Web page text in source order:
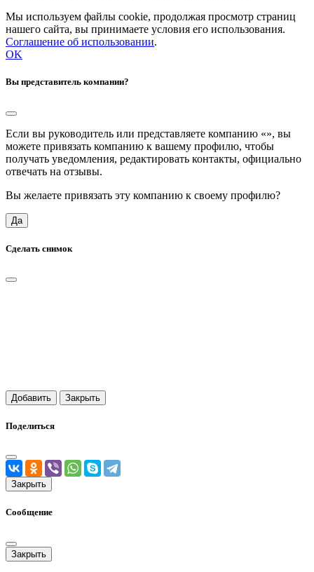
Мы используем файлы cookie, продолжая просмотр страниц
нашего сайта, вы принимаете условия его использования.
Соглашение об использовании.
OK
Вы представитель компании?
Если вы руководитель или представляете компанию «», вы
можете привязать компанию к вашему профилю, чтобы
получать уведомления, редактировать контакты, официально
отвечать на отзывы.
Вы желаете привязать эту компанию к своему профилю?
Да
Сделать снимок
Добавить Закрыть
Поделиться
Закрыть
Сообщение
Закрыть